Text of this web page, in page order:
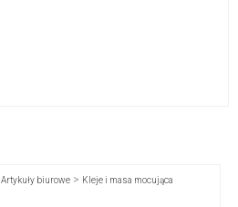
Artykuły biurowe> Kleje i masa mocująca